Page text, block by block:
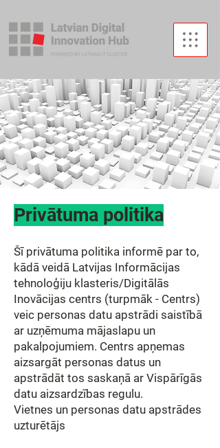
Privātuma politika
Šī privātuma politika informē par to,
kādā veidā Latvijas Informācijas
tehnoloģiju klasteris/Digitālās
Inovācijas centrs (turpmāk - Centrs)
veic personas datu apstrādi saistībā
ar uzņēmuma mājaslapu un
pakalpojumiem. Centrs apņemas
aizsargāt personas datus un
apstrādāt tos saskaņā ar Vispārīgās
datu aizsardzības regulu.
Vietnes un personas datu apstrādes
uzturētājs